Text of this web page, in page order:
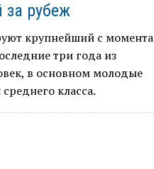
за рубеж
крупнейший с момента
три года из
в основном молодые
класса.